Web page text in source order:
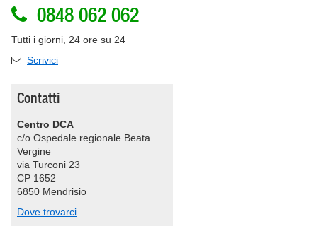
0848 062 062
Tutti i giorni, 24 ore su 24
Scrivici
Contatti
Centro DCA
c/o Ospedale regionale Beata
Vergine
via Turconi 23
CP 1652
6850 Mendrisio
Dove trovarci